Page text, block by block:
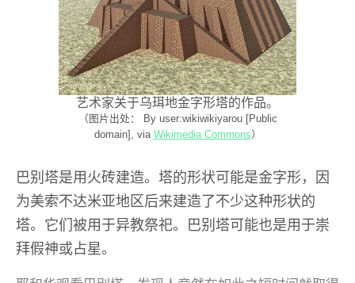
艺术家关于乌珥地金字形塔的作品。
（图片出处： By user:wikiwikiyarou [Public
domain], via Wikimedia Commons）
巴别塔是用火砖建造。塔的形状可能是金字形，因
为美索不达米亚地区后来建造了不少这种形状的
塔。它们被用于异教祭祀。巴别塔可能也是用于崇
拜假神或占星。